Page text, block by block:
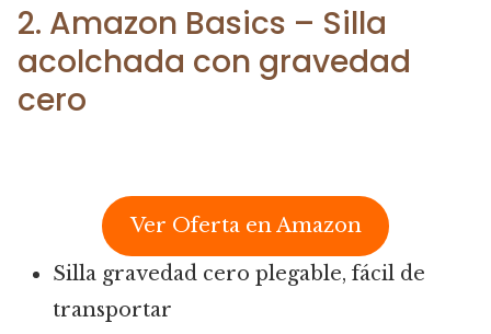
2. Amazon Basics – Silla
acolchada con gravedad
cero
Ver Oferta en Amazon
Silla gravedad cero plegable, fácil de
transportar